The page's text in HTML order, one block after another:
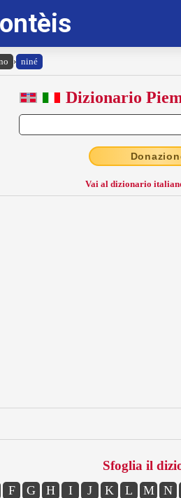
› niné
Dizionario
Vai al dizionario
Sfoglia il
F G H I J K L M N